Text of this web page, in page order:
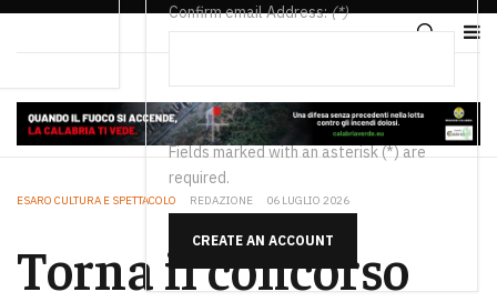
Confirm email Address:(*)
Fields marked with an asterisk (*) are
required.
CREATE AN ACCOUNT
ESARO CULTURA E SPETTACOLO REDAZIONE 06 LUGLIO 2026
Torna il concorso